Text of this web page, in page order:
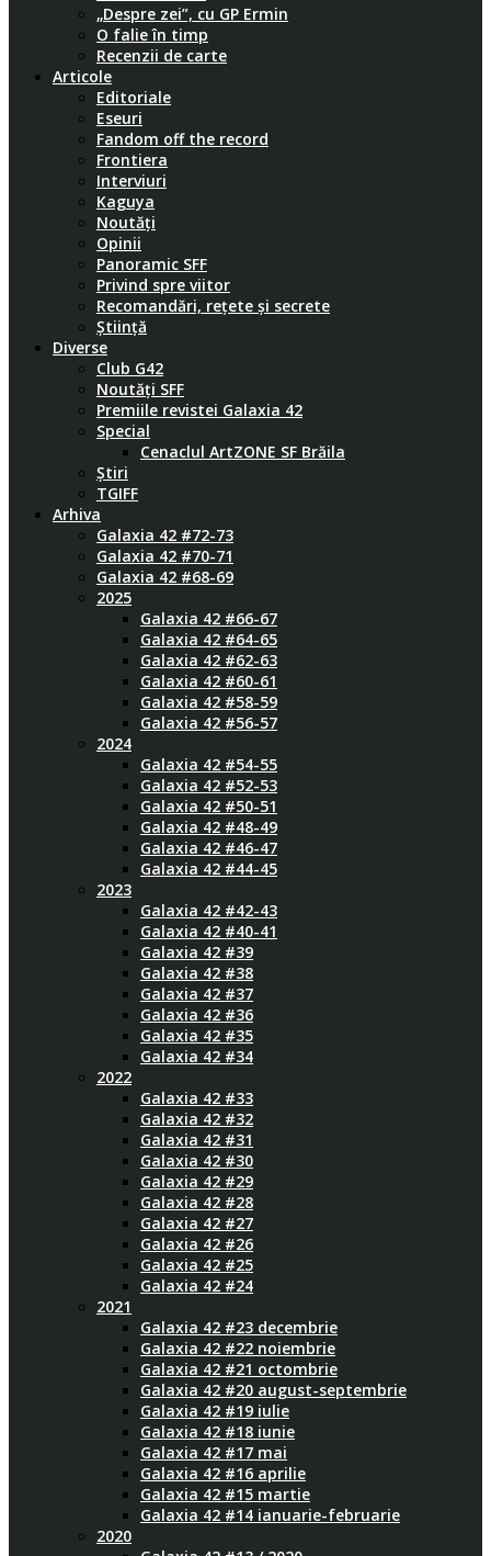
„Despre zei”, cu GP Ermin
O falie în timp
Recenzii de carte
Articole
Editoriale
Eseuri
Fandom off the record
Frontiera
Interviuri
Kaguya
Noutăți
Opinii
Panoramic SFF
Privind spre viitor
Recomandări, rețete și secrete
Știință
Diverse
Club G42
Noutăți SFF
Premiile revistei Galaxia 42
Special
Cenaclul ArtZONE SF Brăila
Știri
TGIFF
Arhiva
Galaxia 42 #72-73
Galaxia 42 #70-71
Galaxia 42 #68-69
2025
Galaxia 42 #66-67
Galaxia 42 #64-65
Galaxia 42 #62-63
Galaxia 42 #60-61
Galaxia 42 #58-59
Galaxia 42 #56-57
2024
Galaxia 42 #54-55
Galaxia 42 #52-53
Galaxia 42 #50-51
Galaxia 42 #48-49
Galaxia 42 #46-47
Galaxia 42 #44-45
2023
Galaxia 42 #42-43
Galaxia 42 #40-41
Galaxia 42 #39
Galaxia 42 #38
Galaxia 42 #37
Galaxia 42 #36
Galaxia 42 #35
Galaxia 42 #34
2022
Galaxia 42 #33
Galaxia 42 #32
Galaxia 42 #31
Galaxia 42 #30
Galaxia 42 #29
Galaxia 42 #28
Galaxia 42 #27
Galaxia 42 #26
Galaxia 42 #25
Galaxia 42 #24
2021
Galaxia 42 #23 decembrie
Galaxia 42 #22 noiembrie
Galaxia 42 #21 octombrie
Galaxia 42 #20 august-septembrie
Galaxia 42 #19 iulie
Galaxia 42 #18 iunie
Galaxia 42 #17 mai
Galaxia 42 #16 aprilie
Galaxia 42 #15 martie
Galaxia 42 #14 ianuarie-februarie
2020